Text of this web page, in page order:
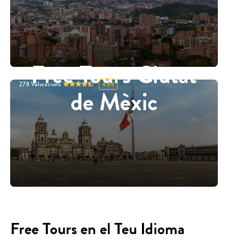
Free Tours Ciutat
de Mèxic
278 Valoracions 4.84
Free Tours en el Teu Idioma